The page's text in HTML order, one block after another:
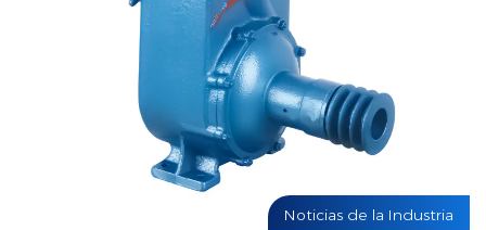
Noticias de la Industria